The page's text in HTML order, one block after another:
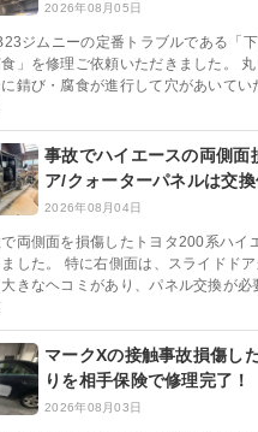
2026年08月05日
ジムニーの定番トラブルである「
」を修理ご依頼いただきました。
錆び・腐食が進行して穴があいて
事故でハイエースの両側面
ア/クォーターパネルは交換
2026年08月04日
両側面を損傷したトヨタ200系ハイ
した。 特に右側面は、スライドド
きなヘコミがあり、パネル交換が
マークXの接触事故損傷し
りを相手保険で修理完了！
2026年08月03日